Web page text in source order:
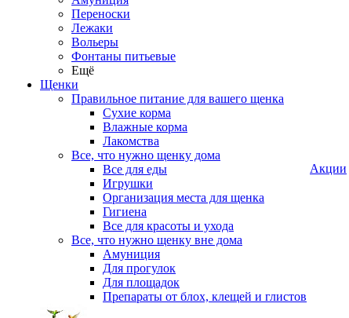
Переноски
Лежаки
Вольеры
Фонтаны питьевые
Ещё
Щенки
Правильное питание для вашего щенка
Сухие корма
Влажные корма
Лакомства
Все, что нужно щенку дома
Все для еды
Игрушки
Организация места для щенка
Гигиена
Все для красоты и ухода
Все, что нужно щенку вне дома
Амуниция
Для прогулок
Для площадок
Препараты от блох, клещей и глистов
Акции